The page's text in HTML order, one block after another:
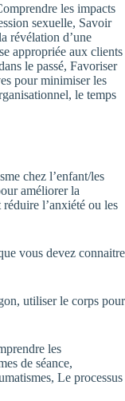
les impacts
sexuelle, Savoir
révélation d’une
appropriée aux clients
le passé, Favoriser
pour minimiser les
le temps
chez l’enfant/les
améliorer la
l’anxiété ou les
vous devez connaitre
utiliser le corps pour
les
de séance,
Le processus